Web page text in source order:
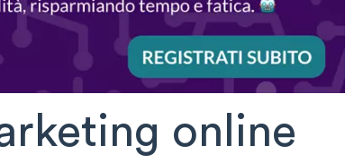
online